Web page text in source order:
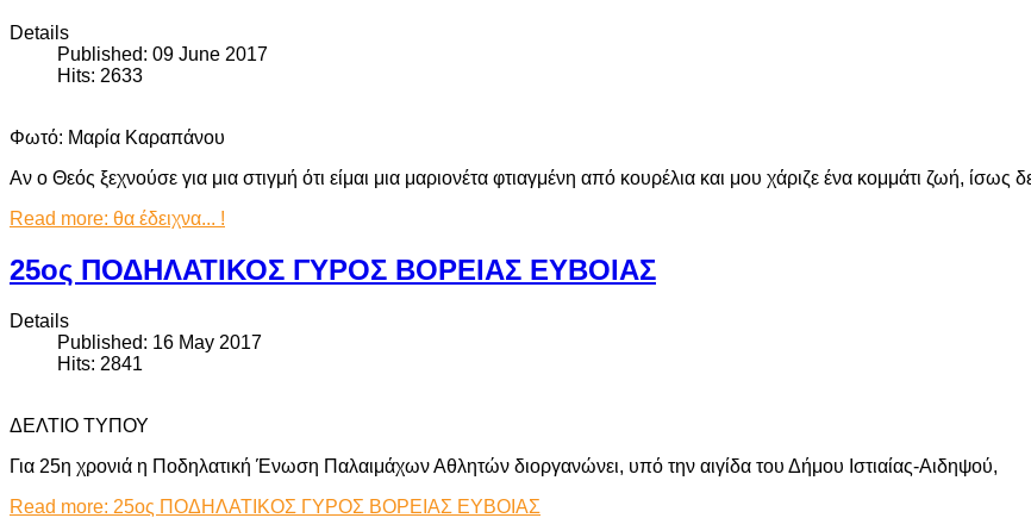
Details
Published: 09 June 2017
Hits: 2633
Φωτό: Μαρία Καραπάνου
Αν ο Θεός ξεχνούσε για μια στιγμή ότι είμαι μια μαριονέτα φτιαγμένη από κουρέλια και μου χάριζε ένα κομμάτι ζωή,
Read more: θα έδειχνα... !
25ος ΠΟΔΗΛΑΤΙΚΟΣ ΓΥΡΟΣ ΒΟΡΕΙΑΣ ΕΥΒΟΙΑΣ
Details
Published: 16 May 2017
Hits: 2841
ΔΕΛΤΙΟ ΤΥΠΟΥ
Για 25η χρονιά η Ποδηλατική Ένωση Παλαιμάχων Αθλητών διοργανώνει, υπό την αιγίδα του Δήμου Ιστιαίας-Αιδηψού,
Read more: 25ος ΠΟΔΗΛΑΤΙΚΟΣ ΓΥΡΟΣ ΒΟΡΕΙΑΣ ΕΥΒΟΙΑΣ